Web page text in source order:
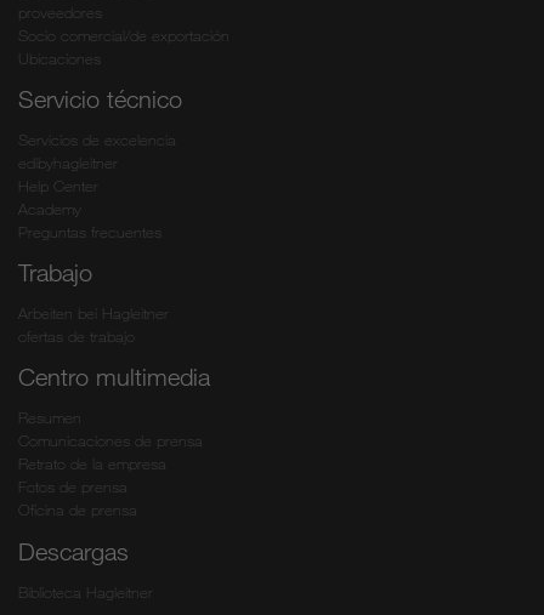
proveedores
Socio comercial/de exportación
Ubicaciones
Servicio técnico
Servicios de excelencia
edibyhagleitner
Help Center
Academy
Preguntas frecuentes
Trabajo
Arbeiten bei Hagleitner
ofertas de trabajo
Centro multimedia
Resumen
Comunicaciones de prensa
Retrato de la empresa
Fotos de prensa
Oficina de prensa
Descargas
Biblioteca Hagleitner